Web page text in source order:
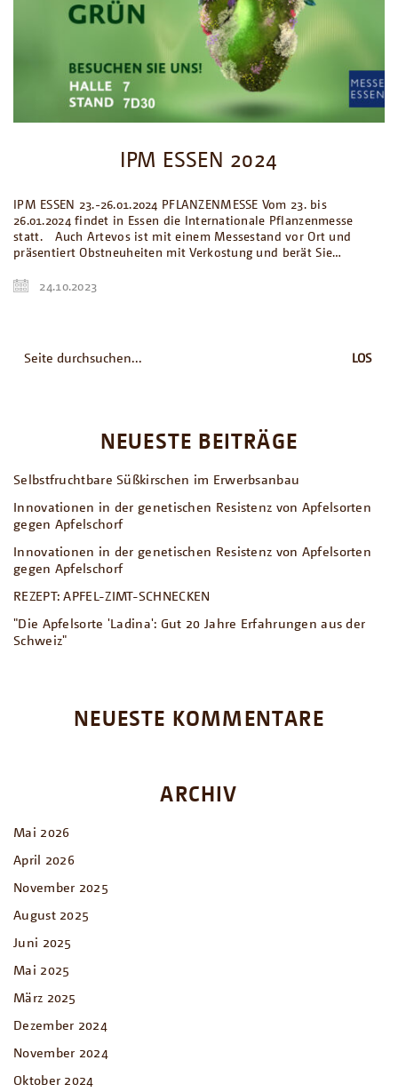
IPM ESSEN 2024
IPM ESSEN 23.-26.01.2024 PFLANZENMESSE Vom 23. bis
26.01.2024 findet in Essen die Internationale Pflanzenmesse
statt. Auch Artevos ist mit einem Messestand vor Ort und
präsentiert Obstneuheiten mit Verkostung und berät Sie…
24.10.2023
nach:
NEUESTE BEITRÄGE
Selbstfruchtbare Süßkirschen im Erwerbsanbau
Innovationen in der genetischen Resistenz von Apfelsorten
gegen Apfelschorf
Innovationen in der genetischen Resistenz von Apfelsorten
gegen Apfelschorf
REZEPT: APFEL-ZIMT-SCHNECKEN
"Die Apfelsorte 'Ladina': Gut 20 Jahre Erfahrungen aus der
Schweiz"
NEUESTE KOMMENTARE
ARCHIV
Mai 2026
April 2026
November 2025
August 2025
Juni 2025
Mai 2025
März 2025
Dezember 2024
November 2024
Oktober 2024